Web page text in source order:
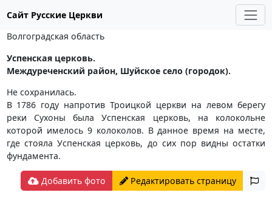
Сайт Русские Церкви
Волгоградская область
Успенская церковь.
Междуреченский район, Шуйское село (городок).
Не сохранилась.
В 1786 году напротив Троицкой церкви на левом берегу
реки Сухоны была Успенская церковь, на колокольне
которой имелось 9 колоколов. В данное время на месте,
где стояла Успенская церковь, до сих пор видны остатки
фундамента.
Добавить фото Редактировать страницу